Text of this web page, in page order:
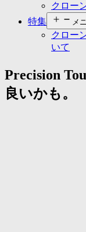
クロー
特集
メ
クロー
いて
Precision
良いかも。